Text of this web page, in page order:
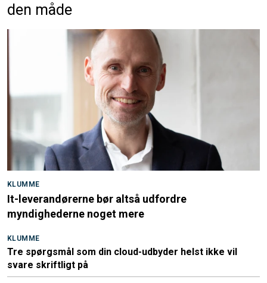
den måde
KLUMME
It-leverandørerne bør altså udfordre
myndighederne noget mere
KLUMME
Tre spørgsmål som din cloud-udbyder helst ikke vil
svare skriftligt på